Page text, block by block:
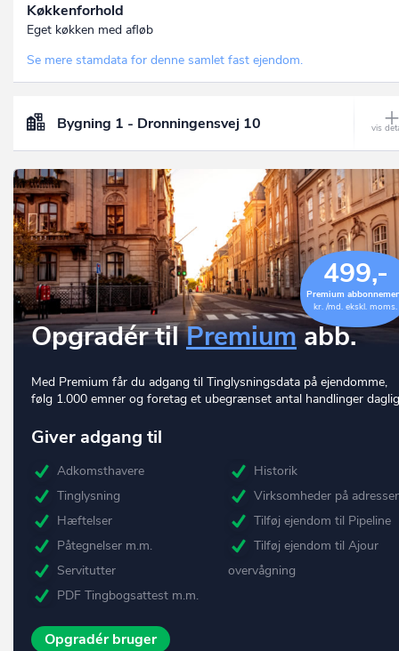
Køkkenforhold
Eget køkken med afløb
Se mere stamdata for denne samlet fast ejendom.
Bygning 1 - Dronningensvej 10
499,-
Premium
kr. /md. ekskl. moms.
Opgradér tilPremium abb.
Med Premium får du adgang til Tinglysningsdata på ejendomme,
følg 1.000 emner og foretag et ubegrænset antal handlinger
Giver adgang til
Adkomsthavere
Tinglysning
Hæftelser
Påtegnelser m.m.
Servitutter
PDF Tingbogsattest m.m.
Historik
Virksomheder på
Tilføj ejendom til Pipeline
Tilføj ejendom til Ajour
overvågning
Opgradér bruger